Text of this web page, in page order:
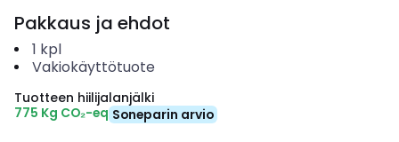
Pakkaus ja ehdot
1 kpl
Vakiokäyttötuote
Tuotteen hiilijalanjälki
775 Kg CO₂-eq Soneparin arvio